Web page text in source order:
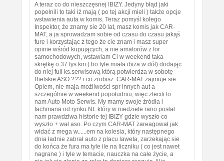
A teraz co do nieszczęsnej IBIZY. Jedyny błąd jaki
popełnili to taki iż mają ( po tej akcji mieli ) także opcje
wstawienia auta w komis. Teraz pomyśl kolego
Inspektor, że znamy sie 20 lat, masz komis jak CAR-
MAT, a ja sprowadzam sobie od czasu do czasu jakąś
fure i korzystając z tego że cie znam i masz super
opinie wśród kupujących, a nie amatorów z for
samochodowych, wstawiam Ci w weekend taka
skrętkę o 37 tys km ( bo tyle miała ibiza w dół) dodając
do niej full ks.serwisową którą potwierdza w sobotę
Bielskie ASO ??? i co zrobisz. CAR-MAT zajmuje sie
Oplem, nie maja możliwości spr innych aut a
szczególnie w weekend popołudniu, więc zlecili to
nam Auto Moto Serwis. My mamy swoje źródła i
fachmana od rynku NL który w niedziele rano posłał
nam prawdziwa historie tej IBIZY gdzie wyszło co
wyszło + wał aso. Po czym CAR-MAT zareagował jak
widać z mega w......em na kolesia, który następnego
dnia ładnie zabrał auto z placu laweta, zarzekając sie
do końca że fura ma tyle ile na liczniku ( co jest nawet
nagrane ) i tyle w temacie, nauczka na całe życie, a